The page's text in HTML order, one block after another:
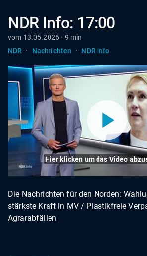
NDR Info: 17:00
vom 13.05.2026 · 9 min
NDR
· Nachrichten · NDR Info
Hier klicken um das Video
Die Nachrichten für den Norden:
stärkste Kraft in MV / Plastikfreie
Agrarabfällen